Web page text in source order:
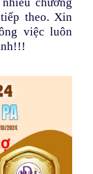
theo. Xin
việc luôn